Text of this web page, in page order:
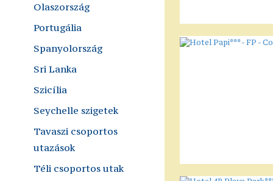
Olaszország
Portugália
Spanyolország
Sri Lanka
Szicília
Seychelle szigetek
Tavaszi csoportos
utazások
Téli csoportos utak